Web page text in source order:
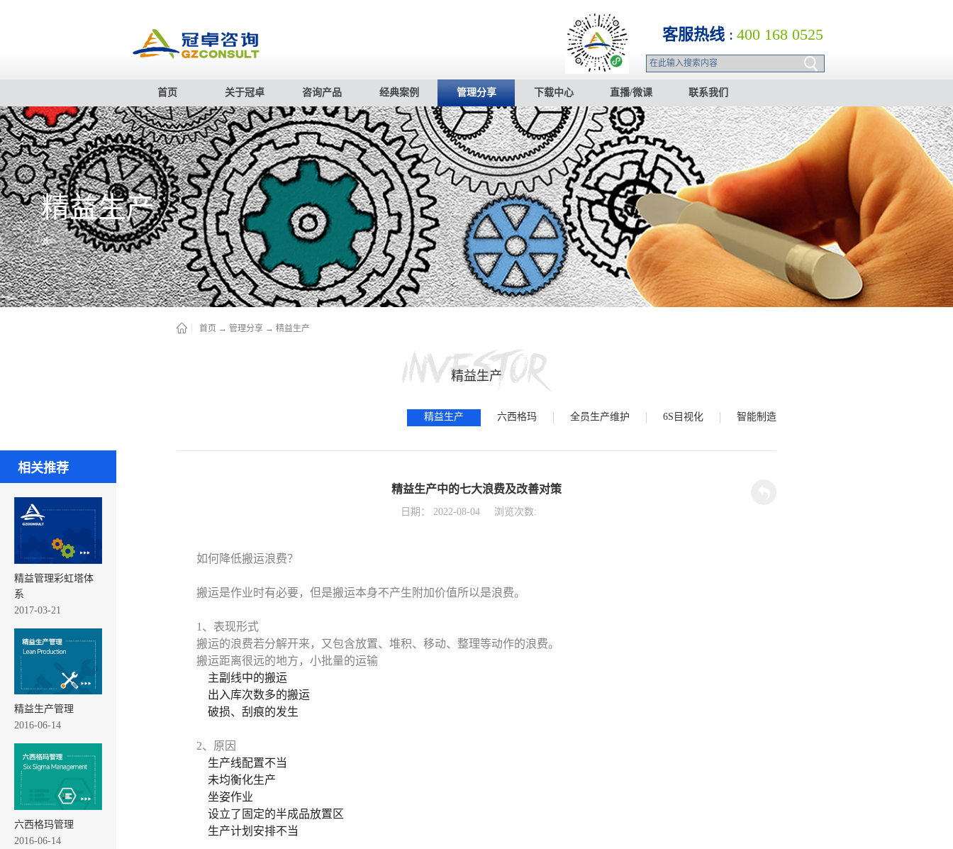
客服热线 : 400 168 0525
首页 关于冠卓 咨询产品 经典案例 管理分享 下载中心 直播/微课 联系我们
精益生产
相关推荐
精益管理彩虹塔体
系
2017-03-21
精益生产管理
2016-06-14
六西格玛管理
2016-06-14
首页 → 管理分享 → 精益生产
精益生产
精益生产 六西格玛 全员生产维护 6S目视化 智能制造
精益生产中的七大浪费及改善对策
日期： 2022-08-04 浏览次数:
如何降低搬运浪费？
搬运是作业时有必要，但是搬运本身不产生附加价值所以是浪费。
1、表现形式
搬运的浪费若分解开来，又包含放置、堆积、移动、整理等动作的浪费。
搬运距离很远的地方，小批量的运输
主副线中的搬运
出入库次数多的搬运
破损、刮痕的发生
2、原因
生产线配置不当
未均衡化生产
坐姿作业
设立了固定的半成品放置区
生产计划安排不当